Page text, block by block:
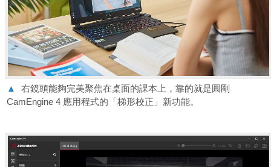
▲
右鏡頭能夠完美聚焦在桌面的課本上，靠的就是圓剛
CamEngine 4 應用程式的「梯形校正」新功能。